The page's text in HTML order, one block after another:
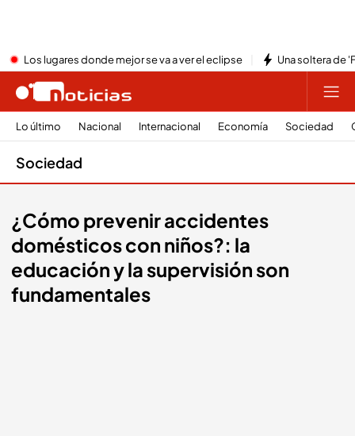
Los lugares donde mejor se va a ver el eclipse Una soltera de
Lo último Nacional Internacional Economía Sociedad
Sociedad
¿Cómo prevenir accidentes
domésticos con niños?: la
educación y la supervisión son
fundamentales